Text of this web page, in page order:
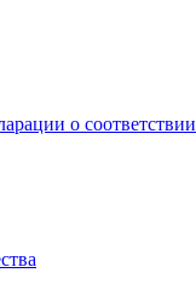
о соответствии